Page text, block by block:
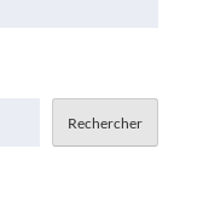
Rechercher